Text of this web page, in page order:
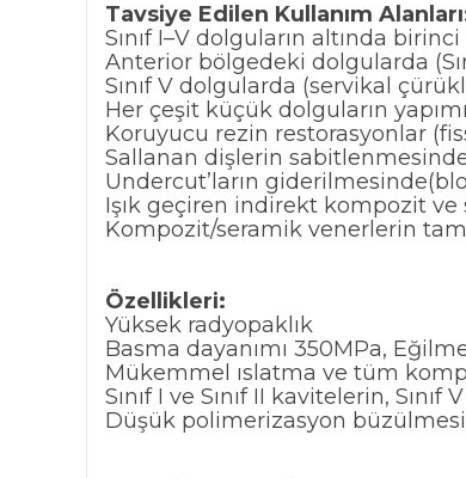
Tavsiye Edilen Kullanım
Sınıf I–V dolguların altında
Anterior bölgedeki dolgularda
Sınıf V dolgularda (servikal
Her çeşit küçük dolguların
Koruyucu rezin restorasyonlar
Sallanan dişlerin
Undercut’ların
Işık geçiren indirekt kompozit
Kompozit/seramik venerlerin
Özellikleri:
Yüksek radyopaklık
Basma dayanımı 350MPa,
Mükemmel ıslatma ve tüm
Sınıf I ve Sınıf II kavitelerin,
Düşük polimerizasyon